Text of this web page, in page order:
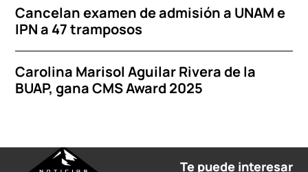
Cancelan examen de admisión a UNAM e
IPN a 47 tramposos
Carolina Marisol Aguilar Rivera de la
BUAP, gana CMS Award 2025
Te puede interesar